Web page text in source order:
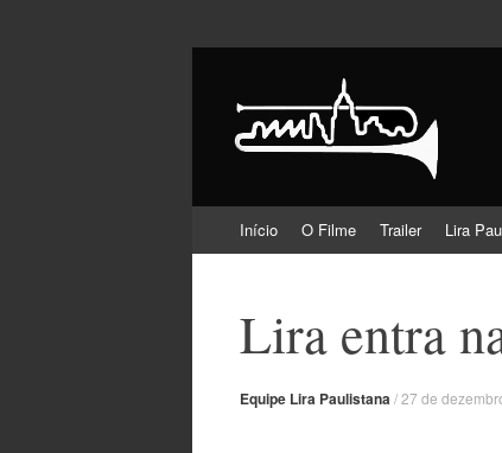
Lira Paulistana
para
Início O Filme Trailer Lira
Lira entra
Equipe Lira Paulistana/27 de